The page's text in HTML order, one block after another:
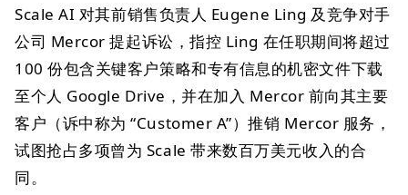
Scale AI 对其前销售负责人 Eugene Ling 及竞争对手
公司 Mercor 提起诉讼，指控 Ling 在任职期间将超过
100 份包含关键客户策略和专有信息的机密文件下载
至个人 Google Drive，并在加入 Mercor 前向其主要
客户（诉中称为 “Customer A”）推销 Mercor 服务，
试图抢占多项曾为 Scale 带来数百万美元收入的合
同。